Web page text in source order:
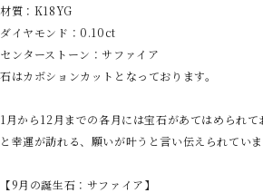
材質：K18YG
ダイヤモンド：0.10ct
センターストーン：サファイア
石はカボションカットとなっております。
1月から12月までの各月には宝石があてはめられ
と幸運が訪れる、願いが叶うと言い伝えられていま
【9月の誕生石：サファイア】